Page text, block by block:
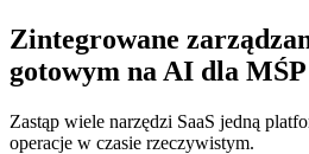
Zintegrowane
gotowym na AI dla MŚP
Zastąp wiele narzędzi SaaS jedną
operacje w czasie rzeczywistym.